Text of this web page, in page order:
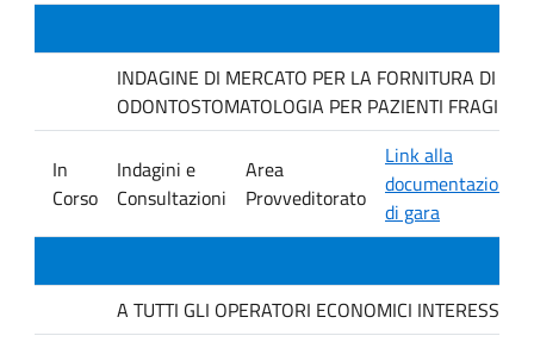
INDAGINE DI MERCATO PER LA FORNITURA DI
ODONTOSTOMATOLOGIA PER PAZIENTI FRAGILI.
In
Corso
Indagini e
Consultazioni
Area
Provveditorato
Link alla
documentazione
di gara
A TUTTI GLI OPERATORI ECONOMICI